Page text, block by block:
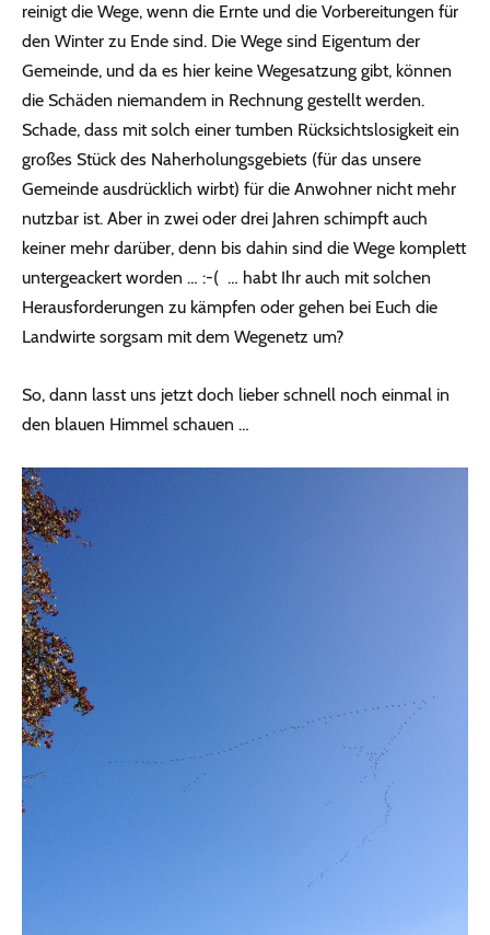
reinigt die Wege, wenn die Ernte und die Vorbereitungen für
den Winter zu Ende sind. Die Wege sind Eigentum der
Gemeinde, und da es hier keine Wegesatzung gibt, können
die Schäden niemandem in Rechnung gestellt werden.
Schade, dass mit solch einer tumben Rücksichtslosigkeit ein
großes Stück des Naherholungsgebiets (für das unsere
Gemeinde ausdrücklich wirbt) für die Anwohner nicht mehr
nutzbar ist. Aber in zwei oder drei Jahren schimpft auch
keiner mehr darüber, denn bis dahin sind die Wege komplett
untergeackert worden … :-( … habt Ihr auch mit solchen
Herausforderungen zu kämpfen oder gehen bei Euch die
Landwirte sorgsam mit dem Wegenetz um?
So, dann lasst uns jetzt doch lieber schnell noch einmal in
den blauen Himmel schauen …